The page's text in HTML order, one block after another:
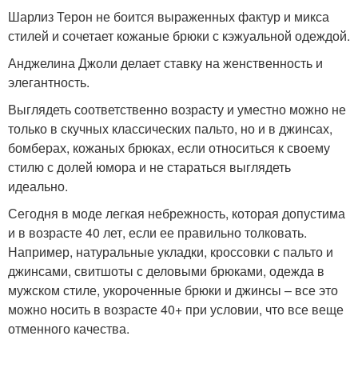
Шарлиз Терон не боится выраженных фактур и микса
стилей и сочетает кожаные брюки с кэжуальной одеждой.
Анджелина Джоли делает ставку на женственность и
элегантность.
Выглядеть соответственно возрасту и уместно можно не
только в скучных классических пальто, но и в джинсах,
бомберах, кожаных брюках, если относиться к своему
стилю с долей юмора и не стараться выглядеть
идеально.
Сегодня в моде легкая небрежность, которая допустима
и в возрасте 40 лет, если ее правильно толковать.
Например, натуральные укладки, кроссовки с пальто и
джинсами, свитшоты с деловыми брюками, одежда в
мужском стиле, укороченные брюки и джинсы – все это
можно носить в возрасте 40+ при условии, что все веще
отменного качества.